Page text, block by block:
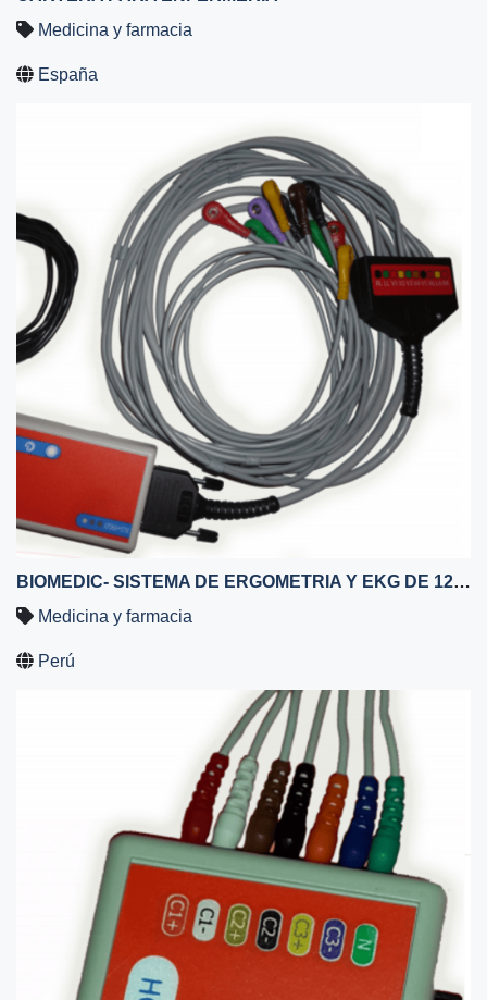
Medicina y farmacia
España
BIOMEDIC- SISTEMA DE ERGOMETRIA Y EKG DE 12 DERIVACIONES SIMULTANEAS
Medicina y farmacia
Perú